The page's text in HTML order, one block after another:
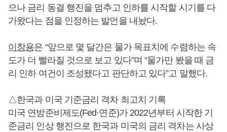
으나 금리 동결 행진을 멈추고 인하를 시작할 시기를 다
가왔다는 점을 인정하는 발언을 내놨다.
이창용은 “앞으로 몇 달간은 물가 목표치에 수렴하는 속
도가 더 빨라질 것으로 보고 있다”며 “물가만 봤을 때 금
리 인하 여건이 조성됐다고 판단하고 있다”고 말했다.
△한국과 미국 기준금리 격차 최고치 기록
미국 연방준비제도(Fed·연준)가 2022년부터 시작한 기
준금리 인상 행진으로 한국과 미국의 금리 격차는 사상